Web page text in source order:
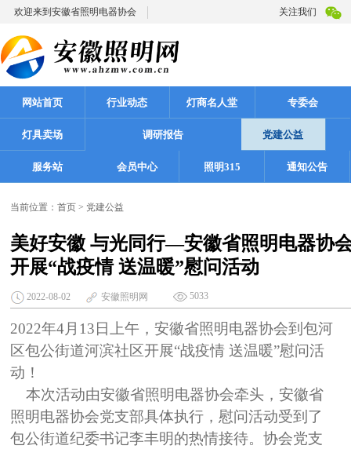
欢迎来到安徽省照明电器协会 关注我们
网站首页 行业动态 灯商名人堂 专委会
灯具卖场 调研报告 党建公益
服务站 会员中心 照明315 通知公告
当前位置：首页 > 党建公益
美好安徽 与光同行—安徽省照明电器协
开展“战疫情 送温暖”慰问活动
2022-08-02 安徽照明网 5033
2022年4月13日上午，安徽省照明电器协会到包河
区包公街道河滨社区开展“战疫情 送温暖”慰问活
动！
本次活动由安徽省照明电器协会牵头，安徽省
照明电器协会党支部具体执行，慰问活动受到了
包公街道纪委书记李丰明的热情接待。协会党支